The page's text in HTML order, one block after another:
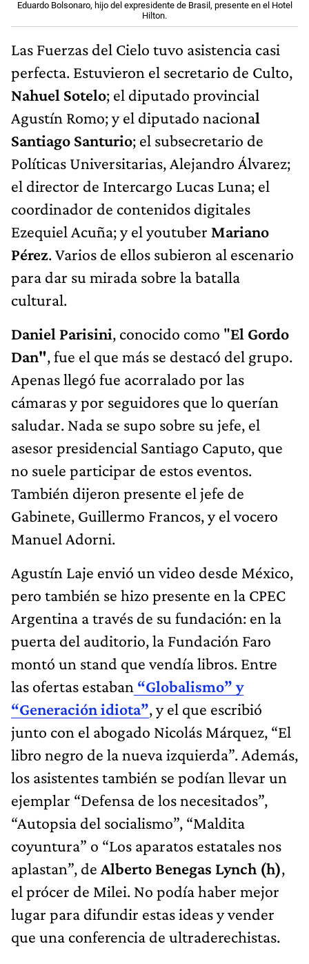
Eduardo Bolsonaro, hijo del expresidente de Brasil, presente en el Hotel
Hilton.
Las Fuerzas del Cielo tuvo asistencia casi
perfecta. Estuvieron el secretario de Culto,
Nahuel Sotelo; el diputado provincial
Agustín Romo; y el diputado nacional
Santiago Santurio; el subsecretario de
Políticas Universitarias, Alejandro Álvarez;
el director de Intercargo Lucas Luna; el
coordinador de contenidos digitales
Ezequiel Acuña; y el youtuber Mariano
Pérez. Varios de ellos subieron al escenario
para dar su mirada sobre la batalla
cultural.
Daniel Parisini, conocido como "El Gordo
Dan", fue el que más se destacó del grupo.
Apenas llegó fue acorralado por las
cámaras y por seguidores que lo querían
saludar. Nada se supo sobre su jefe, el
asesor presidencial Santiago Caputo, que
no suele participar de estos eventos.
También dijeron presente el jefe de
Gabinete, Guillermo Francos, y el vocero
Manuel Adorni.
Agustín Laje envió un video desde México,
pero también se hizo presente en la CPEC
Argentina a través de su fundación: en la
puerta del auditorio, la Fundación Faro
montó un stand que vendía libros. Entre
las ofertas estaban “Globalismo” y
“Generación idiota”, y el que escribió
junto con el abogado Nicolás Márquez, “El
libro negro de la nueva izquierda”. Además,
los asistentes también se podían llevar un
ejemplar “Defensa de los necesitados”,
“Autopsia del socialismo”, “Maldita
coyuntura” o “Los aparatos estatales nos
aplastan”, de Alberto Benegas Lynch (h),
el prócer de Milei. No podía haber mejor
lugar para difundir estas ideas y vender
que una conferencia de ultraderechistas.